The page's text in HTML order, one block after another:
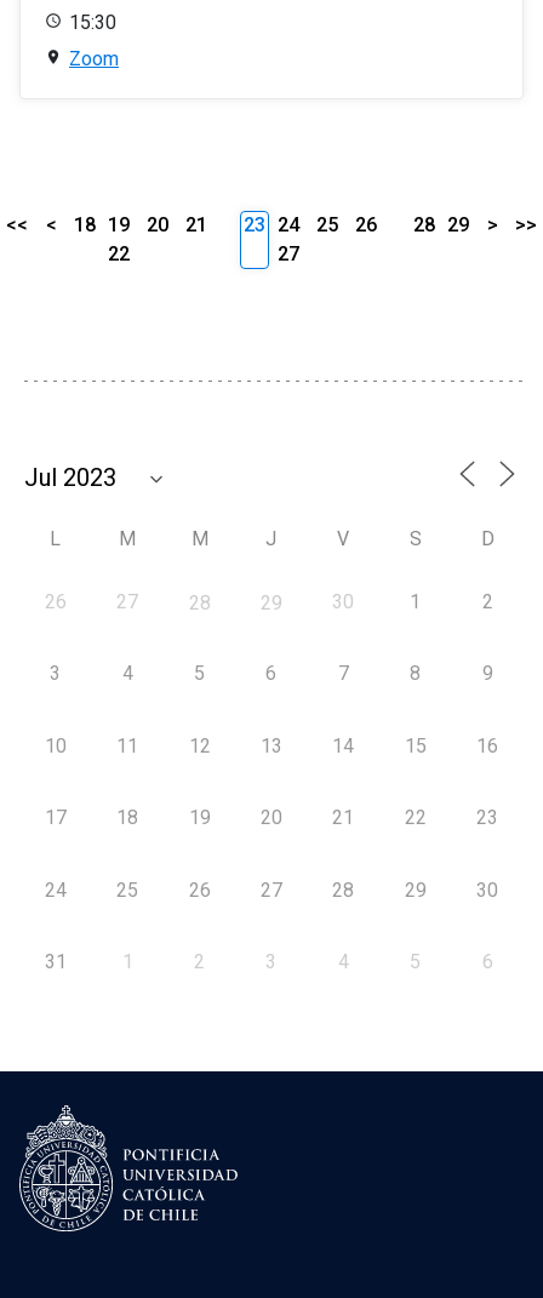
15:30
Zoom
<< < 18 19 20
21
22
23 24 25
26
27
28 29 > >>
L M M J V S D
26 27 28 29 30 1 2
3 4 5 6 7 8 9
10 11 12 13 14 15 16
17 18 19 20 21 22 23
24 25 26 27 28 29 30
31 1 2 3 4 5 6